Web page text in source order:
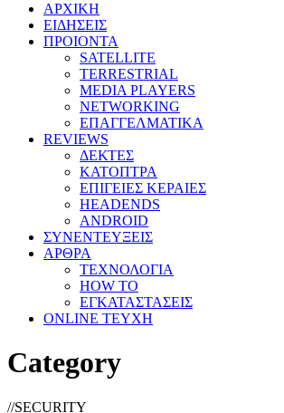
ΑΡΧΙΚΗ
ΕΙΔΗΣΕΙΣ
ΠΡΟΙΟΝΤΑ
SATELLITE
TERRESTRIAL
MEDIA PLAYERS
NETWORKING
ΕΠΑΓΓΕΛΜΑΤΙΚΑ
REVIEWS
ΔΕΚΤΕΣ
ΚΑΤΟΠΤΡΑ
ΕΠΙΓΕΙΕΣ ΚΕΡΑΙΕΣ
HEADENDS
ANDROID
ΣΥΝΕΝΤΕΥΞΕΙΣ
ΑΡΘΡΑ
ΤΕΧΝΟΛΟΓΙΑ
HOW TO
ΕΓΚΑΤΑΣΤΑΣΕΙΣ
ONLINE TEYXH
Category
//SECURITY